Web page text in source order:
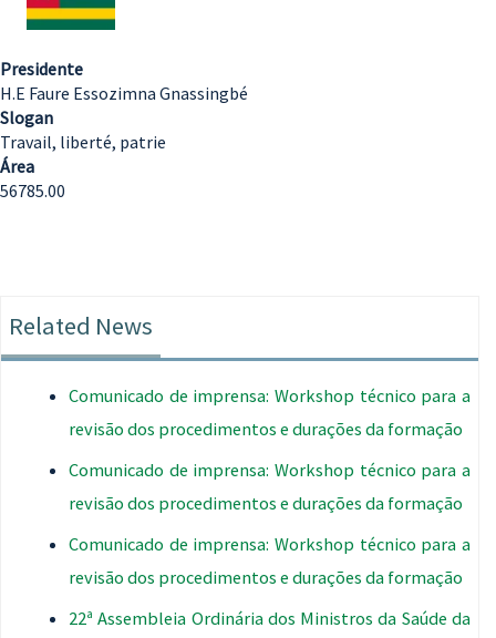
Presidente
H.E Faure Essozimna Gnassingbé
Slogan
Travail, liberté, patrie
Área
56785.00
Related News
Comunicado de imprensa: Workshop técnico para a
revisão dos procedimentos e durações da formação
Comunicado de imprensa: Workshop técnico para a
revisão dos procedimentos e durações da formação
Comunicado de imprensa: Workshop técnico para a
revisão dos procedimentos e durações da formação
22ª Assembleia Ordinária dos Ministros da Saúde da